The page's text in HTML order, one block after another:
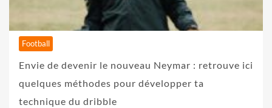
Football
Envie de devenir le nouveau Neymar : retrouve ici
quelques méthodes pour développer ta
technique du dribble